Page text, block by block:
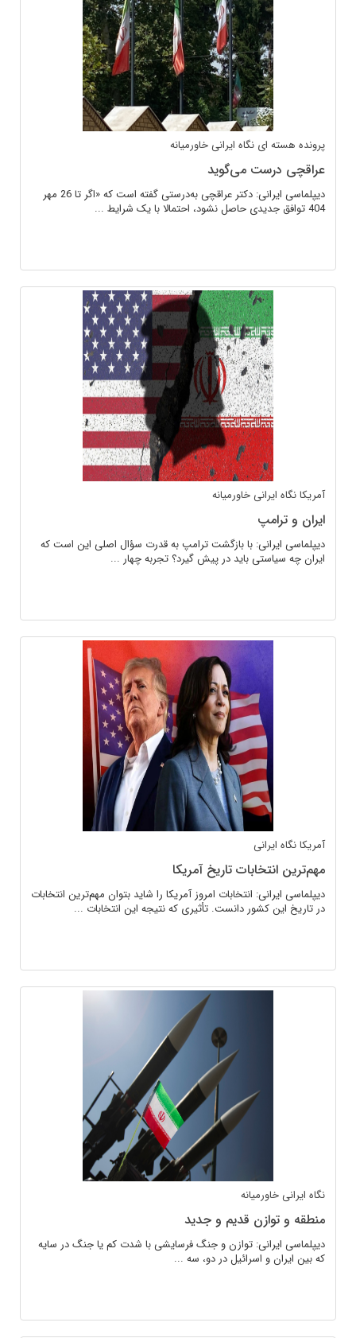
پرونده هسته ای نگاه ایرانی خاورمیانه
عراقچی درست می‌گوید
دیپلماسی ایرانی: دکتر عراقچی به‌درستی گفته‌ است که «اگر تا 26 مهر
404 توافق جدیدی حاصل نشود، احتمالا با یک شرایط ...
آمریکانگاه ایرانی خاورمیانه
ایران و ترامپ
دیپلماسی ایرانی: با بازگشت ترامپ به قدرت سؤال اصلی این است که
ایران چه سیاستی باید در پیش گیرد؟ تجربه چهار ...
آمریکانگاه ایرانی
مهم‌ترین انتخابات تاریخ آمریکا
دیپلماسی ایرانی: انتخابات امروز آمریکا را شاید بتوان مهم‌ترین انتخابات
در تاریخ این کشور دانست. تأثیری که نتیجه این انتخابات ...
نگاه ایرانی خاورمیانه
منطقه و توازن قدیم و جدید
دیپلماسی ایرانی: توازن و جنگ فرسایشی با شدت کم یا جنگ در سایه
که بین ایران و اسرائیل در دو، سه ...